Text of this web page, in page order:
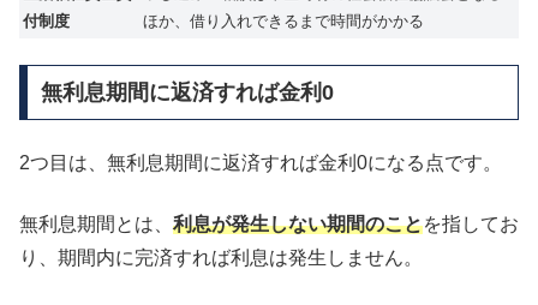
付制度
ほか、借り入れできるまで時間がかかる
無利息期間に返済すれば金利0
2つ目は、無利息期間に返済すれば金利0になる点です。
無利息期間とは、 利息が発生しない期間のことを指してお
り、期間内に完済すれば利息は発生しません。